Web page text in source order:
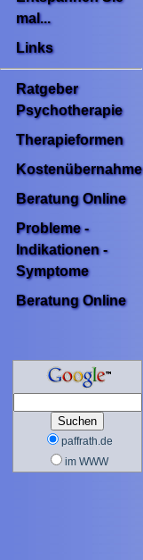
mal...
Links
Ratgeber
Psychotherapie
Therapieformen
Kostenübernahme
Beratung Online
Probleme -
Indikationen -
Symptome
Beratung Online
paffrath.de
im WWW